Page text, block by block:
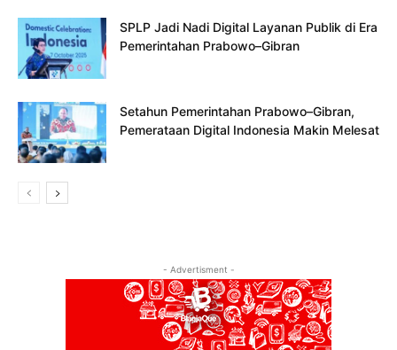
SPLP Jadi Nadi Digital Layanan Publik di Era
Pemerintahan Prabowo–Gibran
Setahun Pemerintahan Prabowo–Gibran,
Pemerataan Digital Indonesia Makin Melesat
- Advertisment -